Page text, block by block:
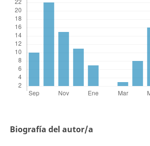
Biografía del autor/a